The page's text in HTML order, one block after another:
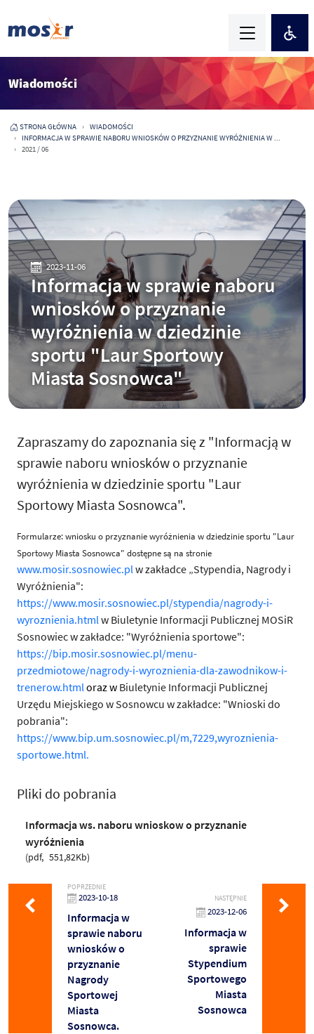
Wiadomości
STRONA GŁÓWNA
WIADOMOŚCI
INFORMACJA W SPRAWIE NABORU WNIOSKÓW O PRZYZNANIE WYRÓŻNIENIA W ...
2021 / 06
2023-11-06
Informacja w sprawie naboru
wniosków o przyznanie
wyróżnienia w dziedzinie
sportu "Laur Sportowy
Miasta Sosnowca"
Zapraszamy do zapoznania się z "Informacją w
sprawie naboru wniosków o przyznanie
wyróżnienia w dziedzinie sportu "Laur
Sportowy Miasta Sosnowca".
Formularze: wniosku o przyznanie wyróżnienia w dziedzinie sportu "Laur
Sportowy Miasta Sosnowca" dostępne są na stronie
www.mosir.sosnowiec.plw zakładce „Stypendia, Nagrody i
Wyróżnienia":
https://www.mosir.sosnowiec.pl/stypendia/nagrody-i-
wyroznienia.htmlw Biuletynie Informacji Publicznej MOSiR
Sosnowiec w zakładce: "Wyróżnienia sportowe":
https://bip.mosir.sosnowiec.pl/menu-
przedmiotowe/nagrody-i-wyroznienia-dla-zawodnikow-i-
trenerow.htmloraz w Biuletynie Informacji Publicznej
Urzędu Miejskiego w Sosnowcu w zakładce: "Wnioski do
pobrania":
https://www.bip.um.sosnowiec.pl/m,7229,wyroznienia-
sportowe.html.
Pliki do pobrania
Informacja ws. naboru wnioskow o przyznanie
wyróżnienia
pdf 551,82Kb
POPRZEDNIE
2023-10-18
Informacja w
sprawie naboru
wniosków o
przyznanie
Nagrody
Sportowej
Miasta
Sosnowca.
NASTĘPNIE
2023-12-06
Informacja w
sprawie
Stypendium
Sportowego
Miasta
Sosnowca